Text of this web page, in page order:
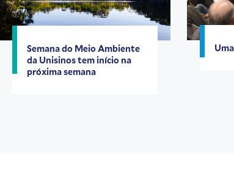
Semana do Meio Ambiente
da Unisinos tem início na
próxima semana